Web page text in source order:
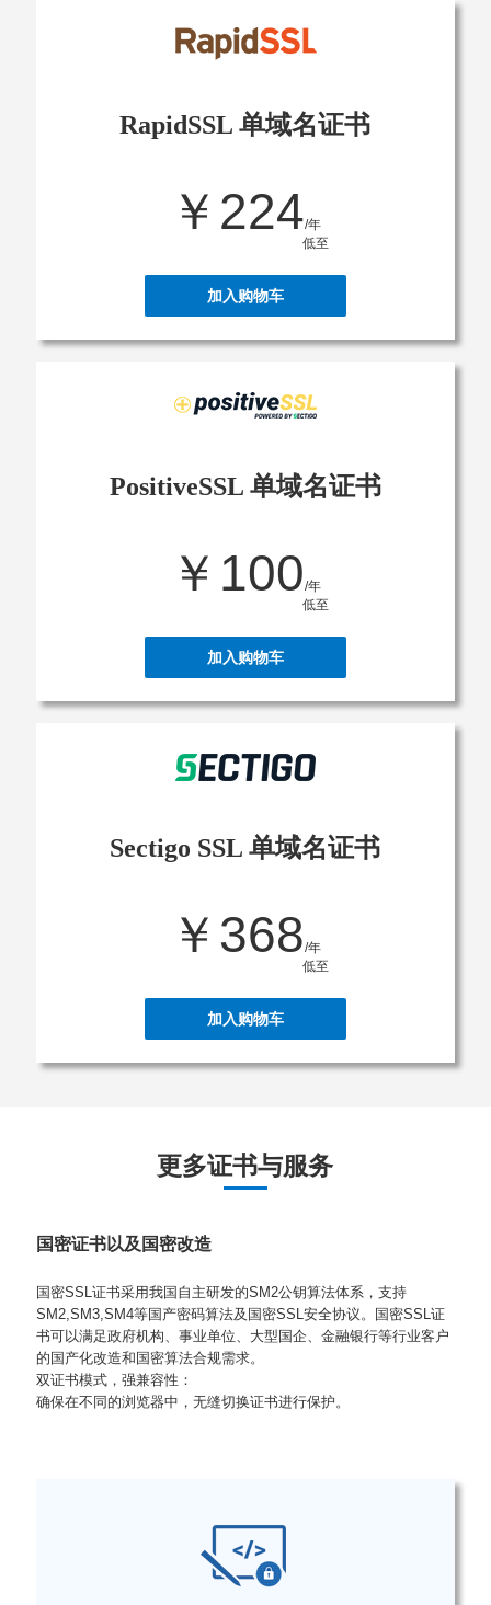
RapidSSL 单域名证书
￥224/年
低至
加入购物车
PositiveSSL 单域名证书
￥100/年
低至
加入购物车
Sectigo SSL 单域名证书
￥368/年
低至
加入购物车
更多证书与服务
国密证书以及国密改造
国密SSL证书采用我国自主研发的SM2公钥算法体系，支持
SM2,SM3,SM4等国产密码算法及国密SSL安全协议。国密SSL证
书可以满足政府机构、事业单位、大型国企、金融银行等行业客户
的国产化改造和国密算法合规需求。
双证书模式，强兼容性：
确保在不同的浏览器中，无缝切换证书进行保护。